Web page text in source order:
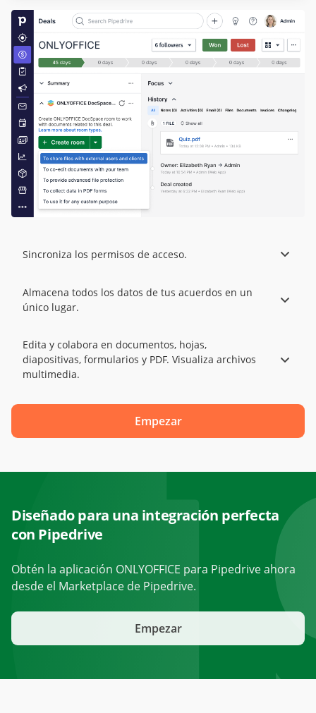
Sincroniza los permisos de acceso.
Almacena todos los datos de tus acuerdos en un
único lugar.
Edita y colabora en documentos, hojas,
diapositivas, formularios y PDF. Visualiza archivos
multimedia.
Empezar
Diseñado para una integración perfecta
con Pipedrive
Obtén la aplicación ONLYOFFICE para Pipedrive ahora
desde el Marketplace de Pipedrive.
Empezar